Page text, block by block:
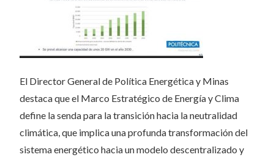
El Director General de Política Energética y Minas
destaca que el Marco Estratégico de Energía y Clima
define la senda para la transición hacia la neutralidad
climática, que implica una profunda transformación del
sistema energético hacia un modelo descentralizado y